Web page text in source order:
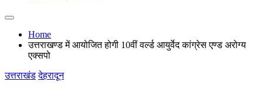
Home
उत्तराखण्ड में आयोजित होगी 10वीं वर्ल्ड आयुर्वेद कांग्रेस एण्ड अरोग्य
एक्सपो
उत्तराखंड देहरादून